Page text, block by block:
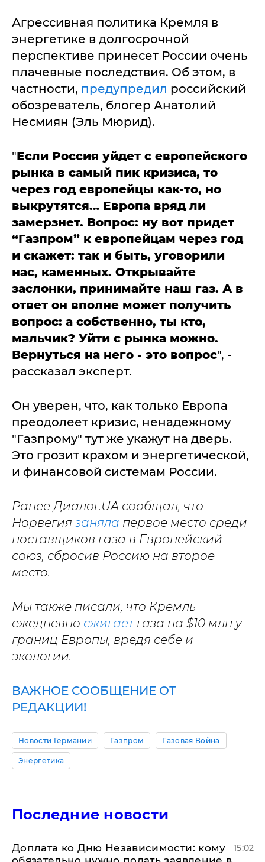
Агрессивная политика Кремля в
энергетике в долгосрочной
перспективе принесет России очень
плачевные последствия. Об этом, в
частности, предупредил российский
обозреватель, блогер Анатолий
Несмиян (Эль Мюрид).
"Если Россия уйдет с европейского
рынка в самый пик кризиса, то
через год европейцы как-то, но
выкрутятся… Европа вряд ли
замерзнет. Вопрос: ну вот придет
“Газпром” к европейцам через год
и скажет: так и быть, уговорили
нас, каменных. Открывайте
заслонки, принимайте наш газ. А в
ответ он вполне может получить
вопрос: а собственно, ты кто,
мальчик? Уйти с рынка можно.
Вернуться на него - это вопрос", -
рассказал эксперт.
Он уверен, что, как только Европа
преодолеет кризис, ненадежному
"Газпрому" тут же укажут на дверь.
Это грозит крахом и энергетической,
и финансовой системам России.
Ранее Диалог.UA сообщал, что
Норвегия заняла первое место среди
поставщиков газа в Европейский
союз, сбросив Россию на второе
место.
Мы также писали, что Кремль
ежедневно сжигаетгаза на $10 млн у
границ Европы, вредя себе и
экологии.
ВАЖНОЕ СООБЩЕНИЕ ОТ
РЕДАКЦИИ!
Новости Германии Газпром Газовая Война
Энергетика
Последние новости
Доплата ко Дню Независимости: кому
15:02